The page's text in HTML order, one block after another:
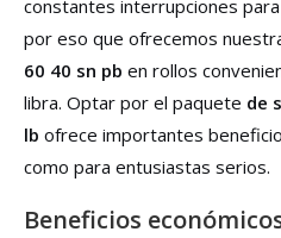
constantes interrupciones
por eso que ofrecemos
60 40 sn pb en rollos
libra. Optar por el paquete de
lb ofrece importantes
como para entusiastas serios.
Beneficios